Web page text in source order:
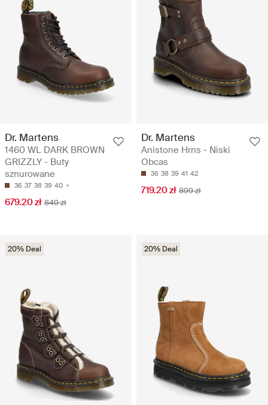
Dr. Martens
1460 WL DARK BROWN
GRIZZLY - Buty
sznurowane
36 37 38 39 40
679.20 zł 849 zł
Dr. Martens
Anistone Hrns - Niski
Obcas
36 38 39 41 42
719.20 zł 899 zł
20% Deal 20% Deal